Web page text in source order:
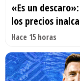
«Es un
los precios
Hace 15 horas